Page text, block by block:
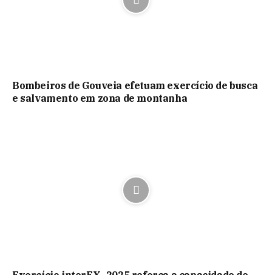
Bombeiros de Gouveia efetuam exercício de busca
e salvamento em zona de montanha